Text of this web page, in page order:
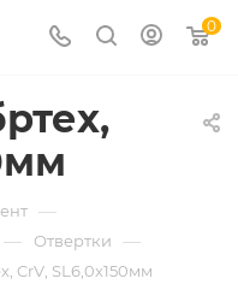
0
—
— Отвертки —
CrV, SL6,0x150мм